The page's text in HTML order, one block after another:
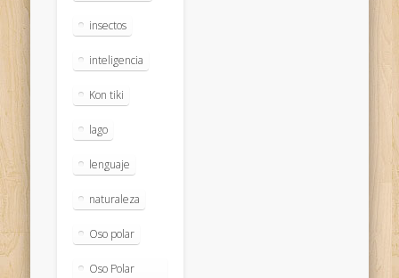
insectos
inteligencia
Kon tiki
lago
lenguaje
naturaleza
Oso polar
Oso Polar